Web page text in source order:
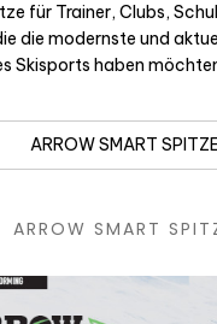
für Trainer, Clubs,
die modernste und
Skisports haben
ARROW SMART
ARROW SMART